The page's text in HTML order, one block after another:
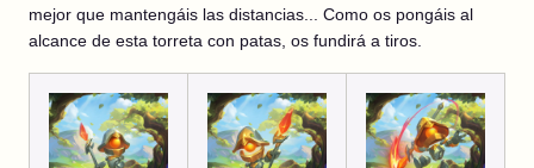
mejor que mantengáis las distancias... Como os pongáis al
alcance de esta torreta con patas, os fundirá a tiros.